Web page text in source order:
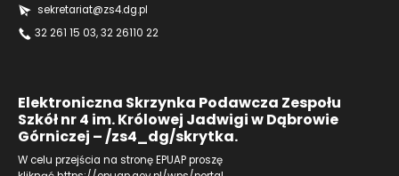
sekretariat@zs4.dg.pl
32 261 15 03, 32 26110 22
Elektroniczna Skrzynka Podawcza Zespołu
Szkół nr 4 im. Królowej Jadwigi w Dąbrowie
Górniczej – /zs4_dg/skrytka.
W celu przejścia na stronę EPUAP proszę